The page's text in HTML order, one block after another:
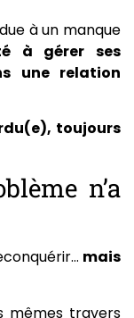
à un manque
à gérer ses
une relation
toujours
n’a
mais
mêmes travers